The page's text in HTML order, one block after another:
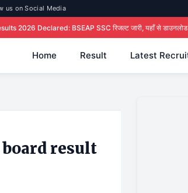
us on Social Media
BSEAP SSC रिजल्ट जारी, यहाँ से डाउनलोड करें Marks Memo
Home Result Latest
board result